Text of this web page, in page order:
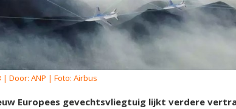
| Door: ANP | Foto: Airbus
Europees gevechtsvliegtuig lijkt verdere